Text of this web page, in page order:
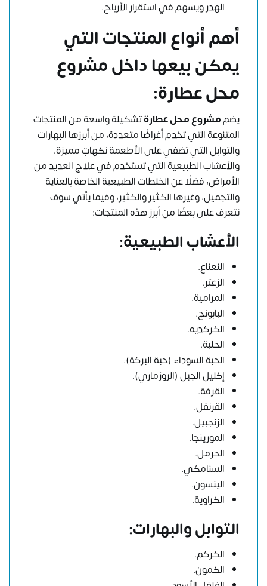
الهدر ويسهم في استقرار الأرباح.
أهم أنواع المنتجات التي
يمكن بيعها داخل مشروع
محل عطارة:
يضممشروع محل عطارةتشكيلة واسعة من المنتجات
المتنوعة التي تخدم أغراضًا متعددة، من أبرزها البهارات
والتوابل التي تضفي على الأطعمة نكهاتٍ مميزة،
والأعشاب الطبيعية التي تستخدم في علاج العديد من
الأمراض، فضلًا عن الخلطات الطبيعية الخاصة بالعناية
والتجميل، وغيرها الكثير والكثير، وفيما يأتي سوف
نتعرف على بعضًا من أبرز هذه المنتجات:
الأعشاب الطبيعية:
النعناع.
الزعتر.
المرامية.
البابونج.
الكركديه.
الحلبة.
الحبة السوداء (حبة البركة).
إكليل الجبل (الروزماري).
القرفة.
القرنفل.
الزنجبيل.
المورينجا.
الحرمل.
السنامكي.
الينسون.
الكراوية.
التوابل والبهارات:
الكركم.
الكمون.